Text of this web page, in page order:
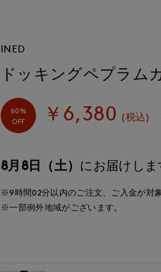
INED
ドッキングペプラム
60%
OFF
￥6,380 (税込)
8月8日（土） にお届けしま
※9時間02分以内のご注文、ご入金が対
※一部例外地域がございます。